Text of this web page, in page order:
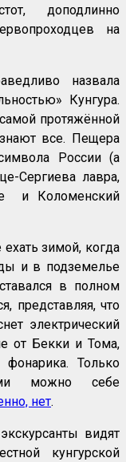
доподлинно
на
назвала
Кунгура.
протяжённой
все. Пещера
России (а
Сергиева лавра,
и Коломенский
зимой, когда
и в подземелье
в полном
представляя, что
электрический
от Бекки и Тома,
Только
можно себе
нет.
видят
кунгурской